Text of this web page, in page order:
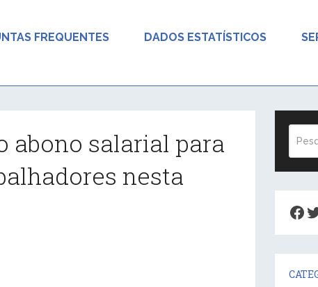
FREQUENTES DADOS ESTATÍSTICOS
abono salarial para
nesta